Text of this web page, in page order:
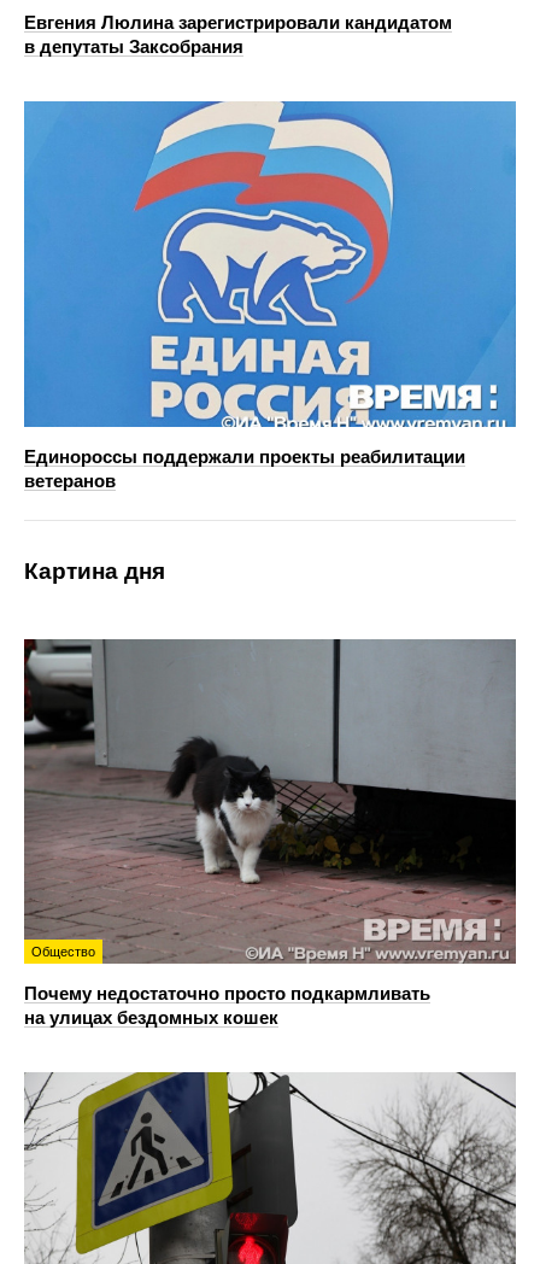
Евгения Люлина зарегистрировали кандидатом
в депутаты Заксобрания
Единороссы поддержали проекты реабилитации
ветеранов
Картина дня
Общество
Почему недостаточно просто подкармливать
на улицах бездомных кошек